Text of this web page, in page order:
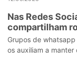
Nas Redes
compartilham
Grupos de
os auxiliam a